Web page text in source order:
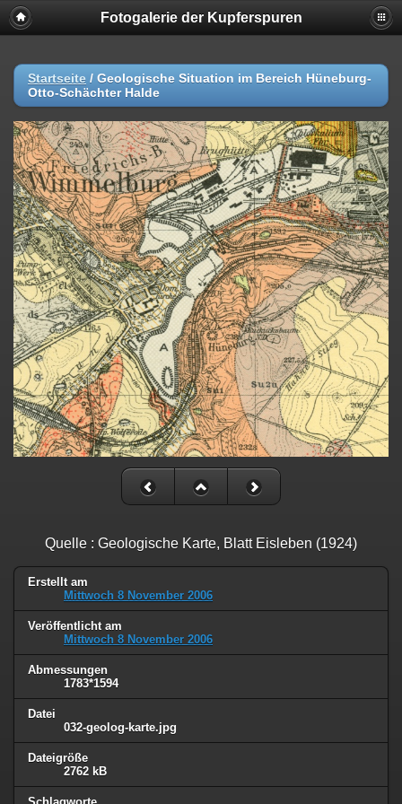
Fotogalerie der Kupferspuren
Startseite / Geologische Situation im Bereich Hüneburg-
Otto-Schächter Halde
Quelle : Geologische Karte, Blatt Eisleben (1924)
Erstellt am
Mittwoch 8 November 2006
Veröffentlicht am
Mittwoch 8 November 2006
Abmessungen
1783*1594
Datei
032-geolog-karte.jpg
Dateigröße
2762 kB